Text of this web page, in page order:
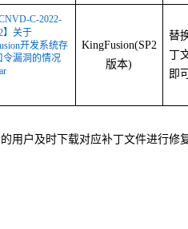
CNVD-C-2022-
】关于
开发系统存
令漏洞的情况
KingFusion(SP2
版本)
替
丁
即可
用户及时下载对应补丁文件进行修复
北京亚控科